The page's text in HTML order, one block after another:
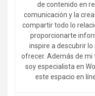
de contenido en
comunicación y la
compartir todo lo
proporcionarte
inspire a descubrir
ofrecer. Además de mi
soy especialista en
este espacio en